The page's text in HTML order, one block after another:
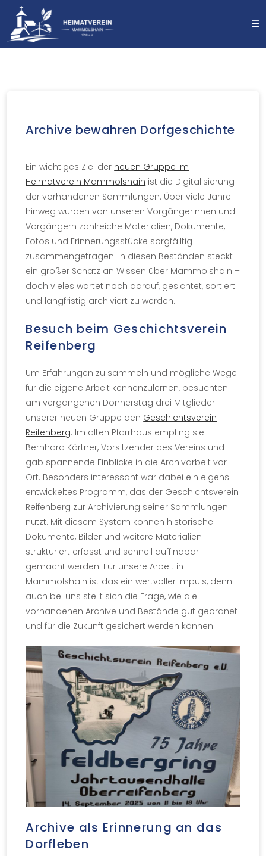
Archive bewahren Dorfgeschichte
Ein wichtiges Ziel der neuen Gruppe im
Heimatverein Mammolshain ist die Digitalisierung
der vorhandenen Sammlungen. Über viele Jahre
hinweg wurden von unseren Vorgängerinnen und
Vorgängern zahlreiche Materialien, Dokumente,
Fotos und Erinnerungsstücke sorgfälltig
zusammengetragen. In diesen Beständen steckt
ein großer Schatz an Wissen über Mammolshain –
doch vieles wartet noch darauf, gesichtet, sortiert
und langfristig archiviert zu werden.
Besuch beim Geschichtsverein
Reifenberg
Um Erfahrungen zu sammeln und mögliche Wege
für die eigene Arbeit kennenzulernen, besuchten
am vergangenen Donnerstag drei Mitglieder
unserer neuen Gruppe den Geschichtsverein
Reifenberg. Im alten Pfarrhaus empfing sie
Bernhard Kärtner, Vorsitzender des Vereins und
gab spannende Einblicke in die Archivarbeit vor
Ort. Besonders interessant war dabei ein eigens
entwickeltes Programm, das der Geschichtsverein
Reifenberg zur Archivierung seiner Sammlungen
nutzt. Mit diesem System können historische
Dokumente, Bilder und weitere Materialien
strukturiert erfasst und schnell auffindbar
gemacht werden. Für unsere Arbeit in
Mammolshain ist das ein wertvoller Impuls, denn
auch bei uns stellt sich die Frage, wie die
vorhandenen Archive und Bestände gut geordnet
und für die Zukunft gesichert werden können.
Archive als Erinnerung an das
Dorfleben